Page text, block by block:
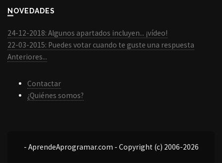
NOVEDADES
24-12-2018: Algunos apartados incluyen... ¡vídeo!
22-03-2015: Puedes votar cuando te guste una respuesta
Anteriores...
Contactar
¿Quiénes somos?
- AprendeAprogramar.com - Copyright (c) 2006-2026